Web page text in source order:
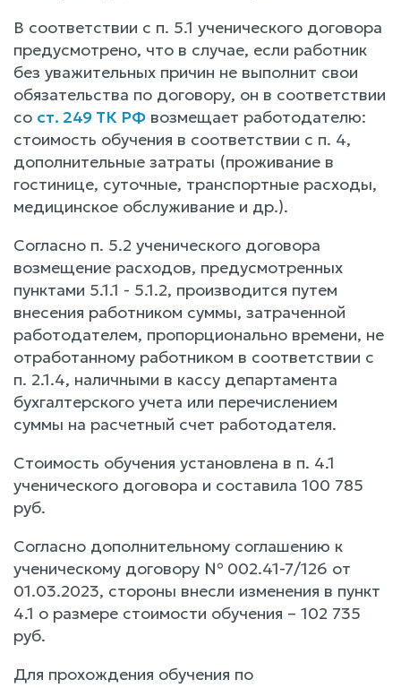
В соответствии с п. 5.1 ученического договора
предусмотрено, что в случае, если работник
без уважительных причин не выполнит свои
обязательства по договору, он в соответствии
со ст. 249 ТК РФ возмещает работодателю:
стоимость обучения в соответствии с п. 4,
дополнительные затраты (проживание в
гостинице, суточные, транспортные расходы,
медицинское обслуживание и др.).
Согласно п. 5.2 ученического договора
возмещение расходов, предусмотренных
пунктами 5.1.1 - 5.1.2, производится путем
внесения работником суммы, затраченной
работодателем, пропорционально времени, не
отработанному работником в соответствии с
п. 2.1.4, наличными в кассу департамента
бухгалтерского учета или перечислением
суммы на расчетный счет работодателя.
Стоимость обучения установлена в п. 4.1
ученического договора и составила 100 785
руб.
Согласно дополнительному соглашению к
ученическому договору № 002.41-7/126 от
01.03.2023, стороны внесли изменения в пункт
4.1 о размере стоимости обучения – 102 735
руб.
Для прохождения обучения по